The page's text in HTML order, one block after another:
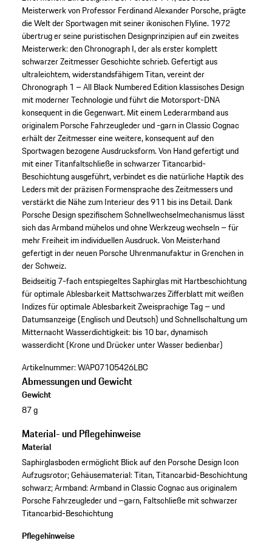
Meisterwerk von Professor Ferdinand Alexander Porsche, prägte
die Welt der Sportwagen mit seiner ikonischen Flyline. 1972
übertrug er seine puristischen Designprinzipien auf ein zweites
Meisterwerk: den Chronograph I, der als erster komplett
schwarzer Zeitmesser Geschichte schrieb. Gefertigt aus
ultraleichtem, widerstandsfähigem Titan, vereint der
Chronograph 1 – All Black Numbered Edition klassisches Design
mit moderner Technologie und führt die Motorsport-DNA
konsequent in die Gegenwart. Mit einem Lederarmband aus
originalem Porsche Fahrzeugleder und -garn in Classic Cognac
erhält der Zeitmesser eine weitere, konsequent auf den
Sportwagen bezogene Ausdrucksform. Von Hand gefertigt und
mit einer Titanfaltschließe in schwarzer Titancarbid-
Beschichtung ausgeführt, verbindet es die natürliche Haptik des
Leders mit der präzisen Formensprache des Zeitmessers und
verstärkt die Nähe zum Interieur des 911 bis ins Detail. Dank
Porsche Design spezifischem Schnellwechselmechanismus lässt
sich das Armband mühelos und ohne Werkzeug wechseln – für
mehr Freiheit im individuellen Ausdruck. Von Meisterhand
gefertigt in der neuen Porsche Uhrenmanufaktur in Grenchen in
der Schweiz.
Beidseitig 7-fach entspiegeltes Saphirglas mit Hartbeschichtung
für optimale Ablesbarkeit Mattschwarzes Zifferblatt mit weißen
Indizes für optimale AblesbarkeitZweisprachige Tag – und
Datumsanzeige (Englisch und Deutsch) und Schnellschaltung um
MitternachtWasserdichtigkeit: bis 10 bar, dynamisch
wasserdicht (Krone und Drücker unter Wasser bedienbar)
Artikelnummer:WAP07105426LBC
Abmessungen und Gewicht
Gewicht
87 g
Material- und Pflegehinweise
Material
Saphirglasboden ermöglicht Blick auf den Porsche Design Icon
Aufzugsrotor; Gehäusematerial: Titan, Titancarbid-Beschichtung
schwarz; Armband: Armband in Classic Cognac aus originalem
Porsche Fahrzeugleder und –garn, Faltschließe mit schwarzer
Titancarbid-Beschichtung
Pflegehinweise